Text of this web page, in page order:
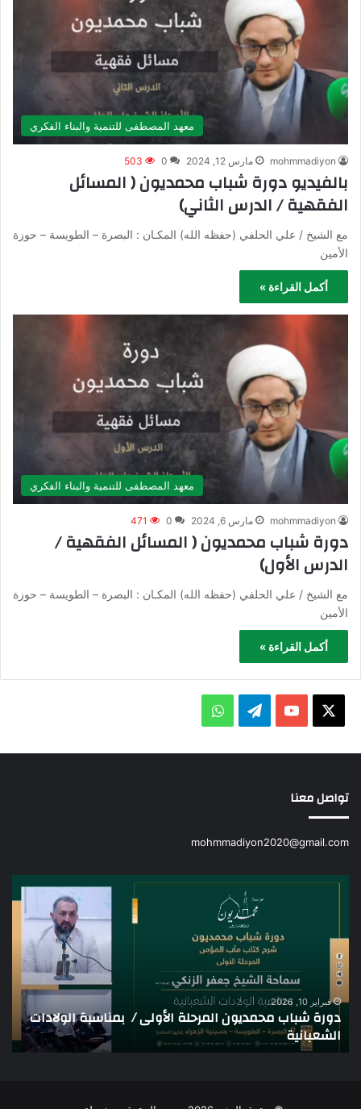
معهد المصطفى للتنمية والبناء الفكري
mohmmadiyon مارس 12, 2024 0
503
بالفيديو دورة شباب محمديون ( المسائل
الفقهية / الدرس الثاني)
مع الشيخ / علي الحلفي (حفظه الله) المكـان : البصرة – الطويسة – حوزة
الأمين
أكمل القراءة »
معهد المصطفى للتنمية والبناء الفكري
mohmmadiyon مارس 6, 2024 0
471
دورة شباب محمديون ( المسائل الفقهية /
الدرس الأول)
مع الشيخ / علي الحلفي (حفظه الله) المكـان : البصرة – الطويسة – حوزة
الأمين
أكمل القراءة »
يوتيوبتيلقرامواتساب
تواصل معنا
mohmmadiyon2020@gmail.com
دورة
الأولى
بمناسبة
الولادات
الشعبانية
فبراير 10, 2026
دورة شباب محمديون المرحلة الأولى / بمناسبة الولادات
الشعبانية